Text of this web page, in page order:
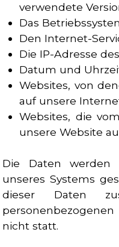
verwendete
Das
Den Internet-
Die IP-Adresse
Datum und
Websites, von
auf unsere
Websites, die
unsere Website
Die Daten werden
unseres Systems
dieser Daten
nicht statt.